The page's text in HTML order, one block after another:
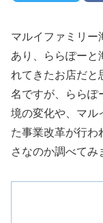
マルイファミリー
あり、ららぽーと
れてきたお店だと
名ですが、ららぽ
境の変化や、マル
た事業改革が行わ
さなのか調べてみ